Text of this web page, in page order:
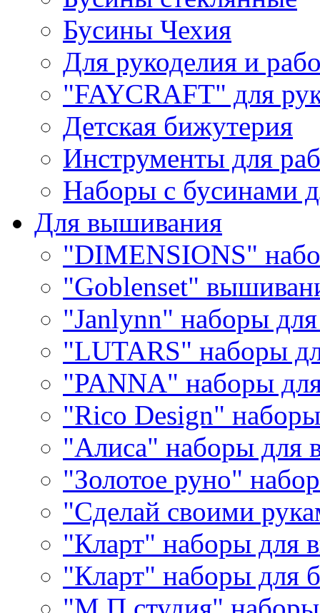
Бусины Чехия
Для рукоделия и
"FAYCRAFT" для
Детская бижутерия
Инструменты для
Наборы с бусинами
Для вышивания
"DIMENSIONS"
"Goblenset"
"Janlynn" наборы
"LUTARS" наборы
"PANNA" наборы
"Rico Design"
"Алиса" наборы для
"Золотое руно"
"Сделай своими
"Кларт" наборы для
"Кларт" наборы для